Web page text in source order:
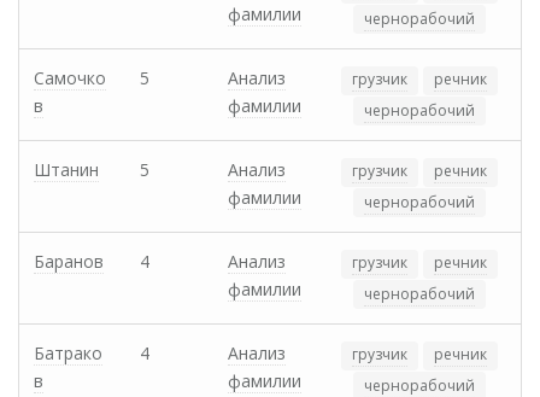
фамилии
чернорабочий
Самочко
в
5
Анализ
фамилии
грузчик
речник
чернорабочий
Штанин 5
Анализ
фамилии
грузчик
речник
чернорабочий
Баранов 4
Анализ
фамилии
грузчик
речник
чернорабочий
Батрако
в
4
Анализ
фамилии
грузчик
речник
чернорабочий